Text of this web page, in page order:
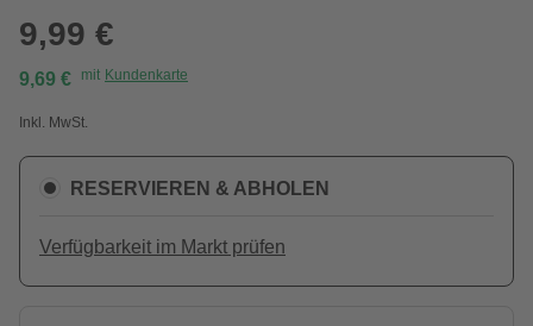
9,99 €
9,69 € mit Kundenkarte
Inkl. MwSt.
RESERVIEREN & ABHOLEN
Verfügbarkeit im Markt prüfen